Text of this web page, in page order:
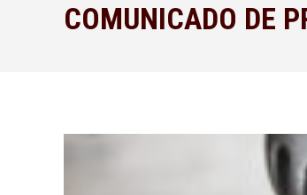
COMUNICADO DE